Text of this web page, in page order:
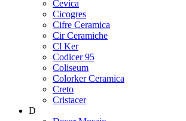
Cevica
Cicogres
Cifre Ceramica
Cir Ceramiche
Cl Ker
Codicer 95
Coliseum
Colorker Ceramica
Creto
Cristacer
D